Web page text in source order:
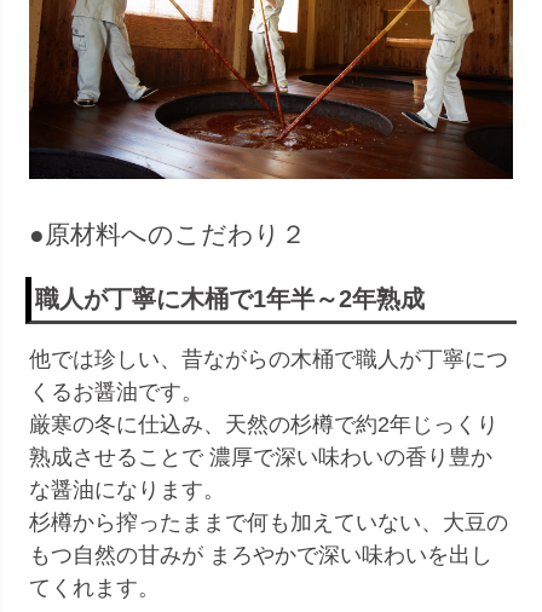
●原材料へのこだわり２
職人が丁寧に木桶で1年半～2年熟成
他では珍しい、昔ながらの木桶で職人が丁寧につ
くるお醤油です。
厳寒の冬に仕込み、天然の杉樽で約2年じっくり
熟成させることで 濃厚で深い味わいの香り豊か
な醤油になります。
杉樽から搾ったままで何も加えていない、大豆の
もつ自然の甘みが まろやかで深い味わいを出し
てくれます。